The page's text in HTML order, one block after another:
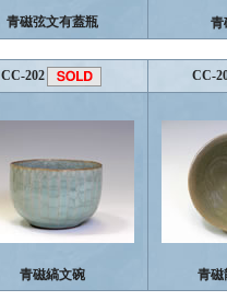
青磁弦文有蓋瓶 青
CC-202 CC-
青磁縞文碗 青磁